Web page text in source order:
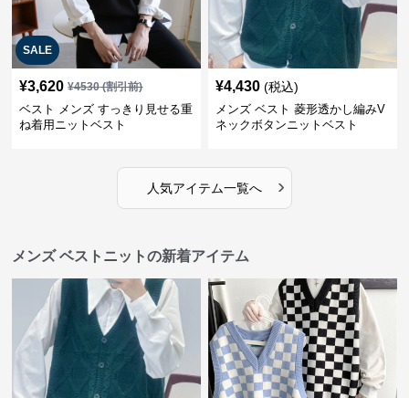
SALE
¥3,620 ¥4530(割引前)
ベスト メンズ すっきり見せる重
ね着用ニットベスト
¥4,430 (税込)
メンズ ベスト 菱形透かし編みV
ネックボタンニットベスト
人気アイテム一覧へ ›
メンズ ベストニットの新着アイテム